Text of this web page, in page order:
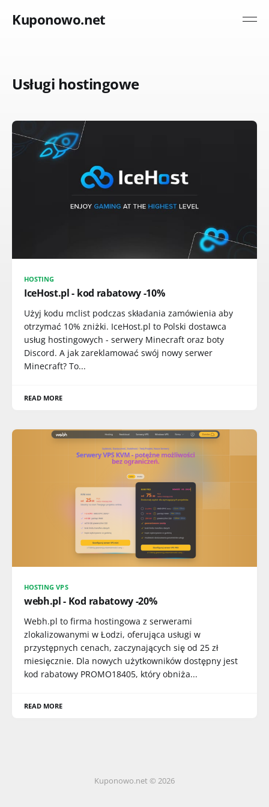
Kuponowo.net
Usługi hostingowe
HOSTING
IceHost.pl - kod rabatowy -10%
Użyj kodu mclist podczas składania zamówienia aby
otrzymać 10% zniżki. IceHost.pl to Polski dostawca
usług hostingowych - serwery Minecraft oraz boty
Discord. A jak zareklamować swój nowy serwer
Minecraft? To...
READ MORE
HOSTING VPS
webh.pl - Kod rabatowy -20%
Webh.pl to firma hostingowa z serwerami
zlokalizowanymi w Łodzi, oferująca usługi w
przystępnych cenach, zaczynających się od 25 zł
miesięcznie. Dla nowych użytkowników dostępny jest
kod rabatowy PROMO18405, który obniża...
READ MORE
Kuponowo.net © 2026